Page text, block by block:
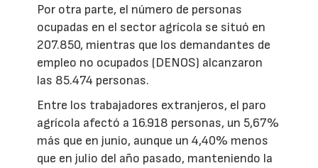
Por otra parte, el número de personas
ocupadas en el sector agrícola se situó en
207.850, mientras que los demandantes de
empleo no ocupados (DENOS) alcanzaron
las 85.474 personas.
Entre los trabajadores extranjeros, el paro
agrícola afectó a 16.918 personas, un 5,67%
más que en junio, aunque un 4,40% menos
que en julio del año pasado, manteniendo la